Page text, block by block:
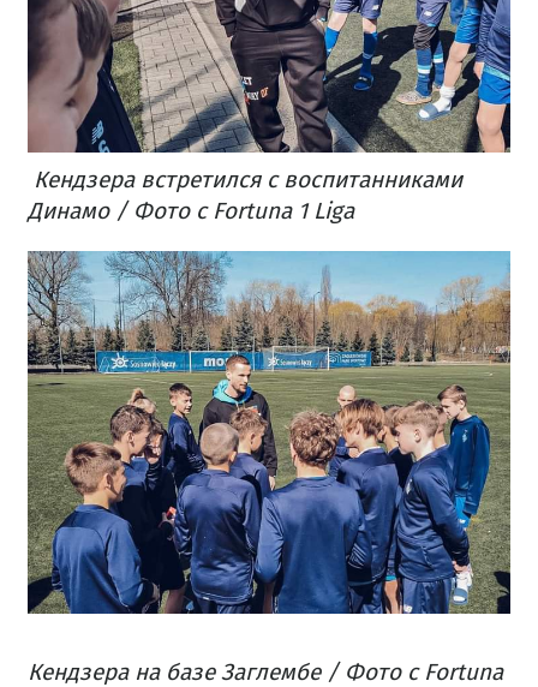
Кендзера встретился с воспитанниками
Динамо / Фото с Fortuna 1 Liga
Кендзера на базе Заглембе / Фото с Fortuna